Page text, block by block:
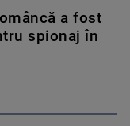
a fost
spionaj în